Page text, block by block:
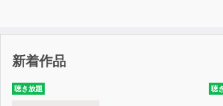
4.『匠の耳かき（右耳・～人生の先輩モ
～）』（17分25秒）
5.『匠の耳かき（左耳・～ロリモードで
新着作品
聴き放題 聴